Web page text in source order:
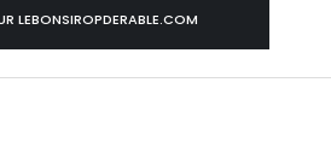
LEBONSIROPDERABLE.COM